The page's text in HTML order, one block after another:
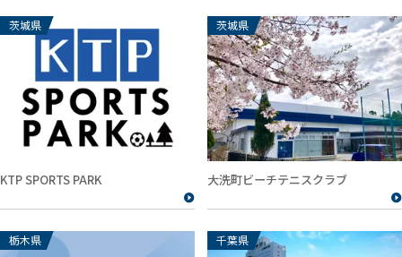
茨城県
KTP SPORTS PARK
茨城県
大洗町ビーチテニスクラブ
栃木県 千葉県